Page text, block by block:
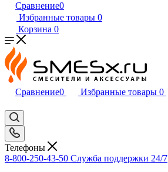
Сравнение0
Избранные товары 0
Корзина 0
Сравнение0 Избранные товары 0
Телефоны
8-800-250-43-50 Служба поддержки 24/7